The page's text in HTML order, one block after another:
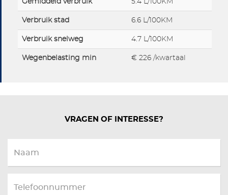
Gemiddeld verbruik 5.4 L/100KM
Verbruik stad 6.6 L/100KM
Verbruik snelweg 4.7 L/100KM
Wegenbelasting min € 226 /kwartaal
VRAGEN OF INTERESSE?